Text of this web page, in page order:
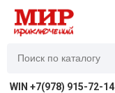
WIN +7(978) 915-72-14